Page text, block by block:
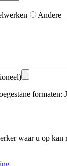
Andere
formaten:
waar u op kan